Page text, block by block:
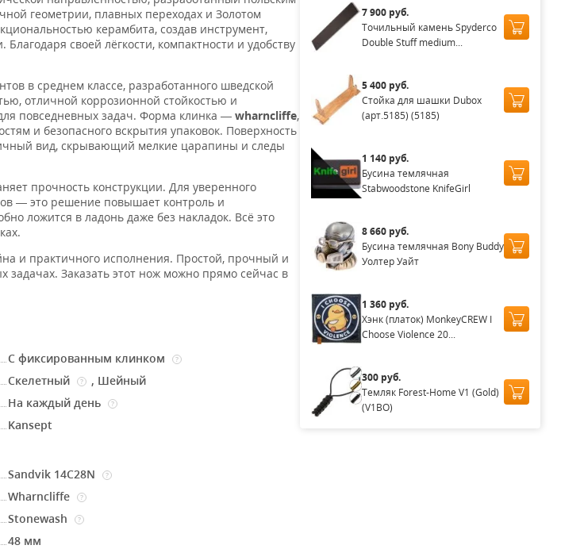
геометрии, плавных переходах и Золотом
керамбита, создав инструмент,
своей лёгкости, компактности и удобству
в среднем классе, разработанного шведской
отличной коррозионной стойкостью и
повседневных задач. Форма клинка — wharncliffe,
и безопасного вскрытия упаковок. Поверхность
вид, скрывающий мелкие царапины и следы
прочность конструкции. Для уверенного
— это решение повышает контроль и
ложится в ладонь даже без накладок. Всё это
и практичного исполнения. Простой, прочный и
Заказать этот нож можно прямо сейчас в
С фиксированным клинком ?
Скелетный ? , Шейный
На каждый день ?
Kansept
Sandvik 14C28N ?
Wharncliffe ?
Stonewash ?
48 мм
7 900 руб.
Точильный камень Spyderco
Double Stuff medium...
5 400 руб.
Cтойка для шашки Dubox
(арт.5185) (5185)
1 140 руб.
Бусина темлячная
Stabwoodstone KnifeGirl
8 660 руб.
Бусина темлячная Bony Buddy
Уолтер Уайт
1 360 руб.
Хэнк (платок) MonkeyCREW I
Choose Violence 20...
300 руб.
Темляк Forest-Home V1 (Gold)
(V1BO)